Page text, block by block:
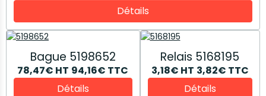
Détails
Bague 5198652
78,47€ HT 94,16€ TTC
Détails
Relais 5168195
3,18€ HT 3,82€ TTC
Détails